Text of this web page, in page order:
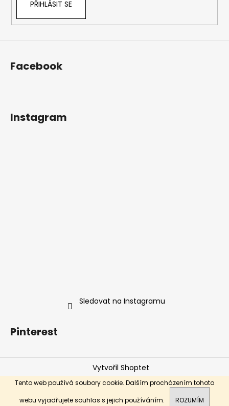
Tento web používá soubory cookie. Dalším procházením tohoto
webu vyjadřujete souhlas s jejich používáním.
ROZUMÍM
PŘIHLÁSIT SE
Facebook
Instagram
Sledovat na Instagramu
Pinterest
Vytvořil Shoptet
Copyright 2026ŠUNGIT STORE. Všechna práva